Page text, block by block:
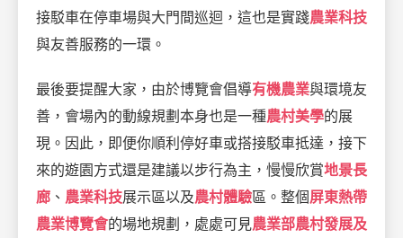
接駁車在停車場與大門間巡迴，這也是實踐農業科技
與友善服務的一環。
最後要提醒大家，由於博覽會倡導有機農業與環境友
善，會場內的動線規劃本身也是一種農村美學的展
現。因此，即便你順利停好車或搭接駁車抵達，接下
來的遊園方式還是建議以步行為主，慢慢欣賞地景長
廊 、 農業科技展示區以及農村體驗區。整個屏東熱帶
農業博覽會的場地規劃，處處可見農業部農村發展及